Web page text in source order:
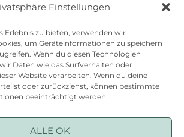
Einstellungen
Erlebnis zu bieten, verwenden wir
um Geräteinformationen zu speichern
Wenn du diesen Technologien
Daten wie das Surfverhalten oder
Website verarbeiten. Wenn du deine
oder zurückziehst, können bestimmte
beeinträchtigt werden.
ALLE OK
©2026 NICE* WEBDESIGN AGENTUR